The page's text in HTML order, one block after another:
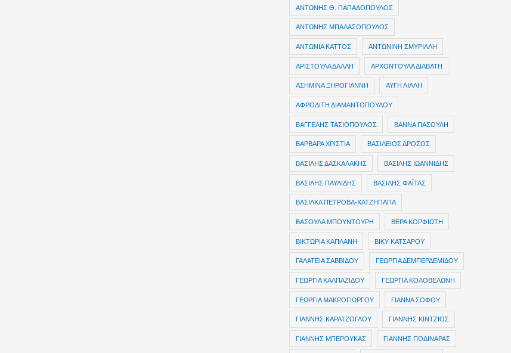
ΑΝΤΩΝΗΣ Θ. ΠΑΠΑΔΟΠΟΥΛΟΣ
ΑΝΤΩΝΗΣ ΜΠΑΛΑΣΟΠΟΥΛΟΣ
ΑΝΤΩΝΙΑ ΚΑΤΤΟΣ ΑΝΤΩΝΙΝΗ ΣΜΥΡΙΛΛΗ
ΑΡΙΣΤΟΥΛΑ ΔΑΛΛΗ ΑΡΧΟΝΤΟΥΛΑ ΔΙΑΒΑΤΗ
ΑΣΗΜΙΝΑ ΞΗΡΟΓΙΑΝΝΗ ΑΥΓΗ ΛΙΛΛΗ
ΑΦΡΟΔΙΤΗ ΔΙΑΜΑΝΤΟΠΟΥΛΟΥ
ΒΑΓΓΕΛΗΣ ΤΑΣΙΟΠΟΥΛΟΣ ΒΑΝΝΑ ΠΑΣΟΥΛΗ
ΒΑΡΒΑΡΑ ΧΡΙΣΤΙΑ ΒΑΣΙΛΕΙΟΣ ΔΡΟΣΟΣ
ΒΑΣΙΛΗΣ ΔΑΣΚΑΛΑΚΗΣ ΒΑΣΙΛΗΣ ΙΩΑΝΝΙΔΗΣ
ΒΑΣΙΛΗΣ ΠΑΥΛΙΔΗΣ ΒΑΣΙΛΗΣ ΦΑΪΤΑΣ
ΒΑΣΙΛΚΑ ΠΕΤΡΟΒΑ-ΧΑΤΖΗΠΑΠΑ
ΒΑΣΟΥΛΑ ΜΠΟΥΝΤΟΥΡΗ ΒΕΡΑ ΚΟΡΦΙΩΤΗ
ΒΙΚΤΩΡΙΑ ΚΑΠΛΑΝΗ ΒΙΚΥ ΚΑΤΣΑΡΟΥ
ΓΑΛΑΤΕΙΑ ΣΑΒΒΙΔΟΥ ΓΕΩΡΓΙΑ ΔΕΜΠΕΡΔΕΜΙΔΟΥ
ΓΕΩΡΓΙΑ ΚΑΛΠΑΖΙΔΟΥ ΓΕΩΡΓΙΑ ΚΟΛΟΒΕΛΩΝΗ
ΓΕΩΡΓΙΑ ΜΑΚΡΟΓΙΩΡΓΟΥ ΓΙΑΝΝΑ ΣΟΦΟΥ
ΓΙΑΝΝΗΣ ΚΑΡΑΤΖΟΓΛΟΥ ΓΙΑΝΝΗΣ ΚΙΝΤΖΙΟΣ
ΓΙΑΝΝΗΣ ΜΠΕΡΟΥΚΑΣ ΓΙΑΝΝΗΣ ΠΟΔΙΝΑΡΑΣ